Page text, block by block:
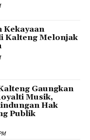
Kekayaan
Kalteng Melonjak
Gaungkan
Musik,
Hak
Publik